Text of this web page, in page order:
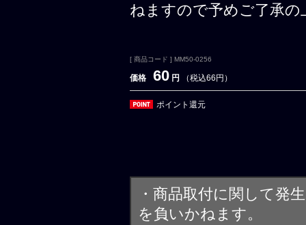
ねますので予めご了承
[ 商品コード ] MM50-0256
価格 60 円 （税込66円）
ポイント還元
・商品取付に関して発
を負いかねます。